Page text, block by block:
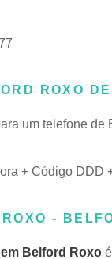
ROXO
um telefone
+ Código DDD
-
Belford Roxo